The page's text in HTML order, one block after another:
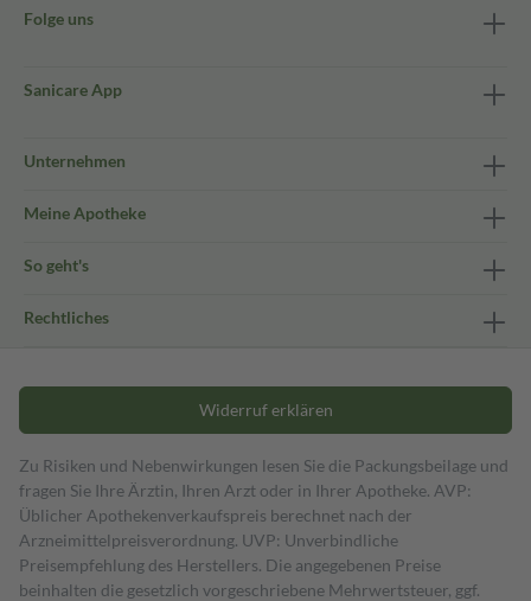
Folge uns
Sanicare App
Unternehmen
Meine Apotheke
So geht's
Rechtliches
Widerruf erklären
Zu Risiken und Nebenwirkungen lesen Sie die Packungsbeilage und
fragen Sie Ihre Ärztin, Ihren Arzt oder in Ihrer Apotheke. AVP:
Üblicher Apothekenverkaufspreis berechnet nach der
Arzneimittelpreisverordnung. UVP: Unverbindliche
Preisempfehlung des Herstellers. Die angegebenen Preise
beinhalten die gesetzlich vorgeschriebene Mehrwertsteuer, ggf.